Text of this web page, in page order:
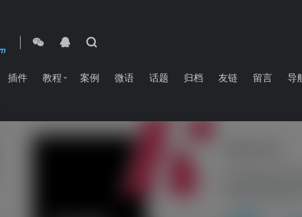
插件 教程 案例 微语 话题 归档 友链 留言 导